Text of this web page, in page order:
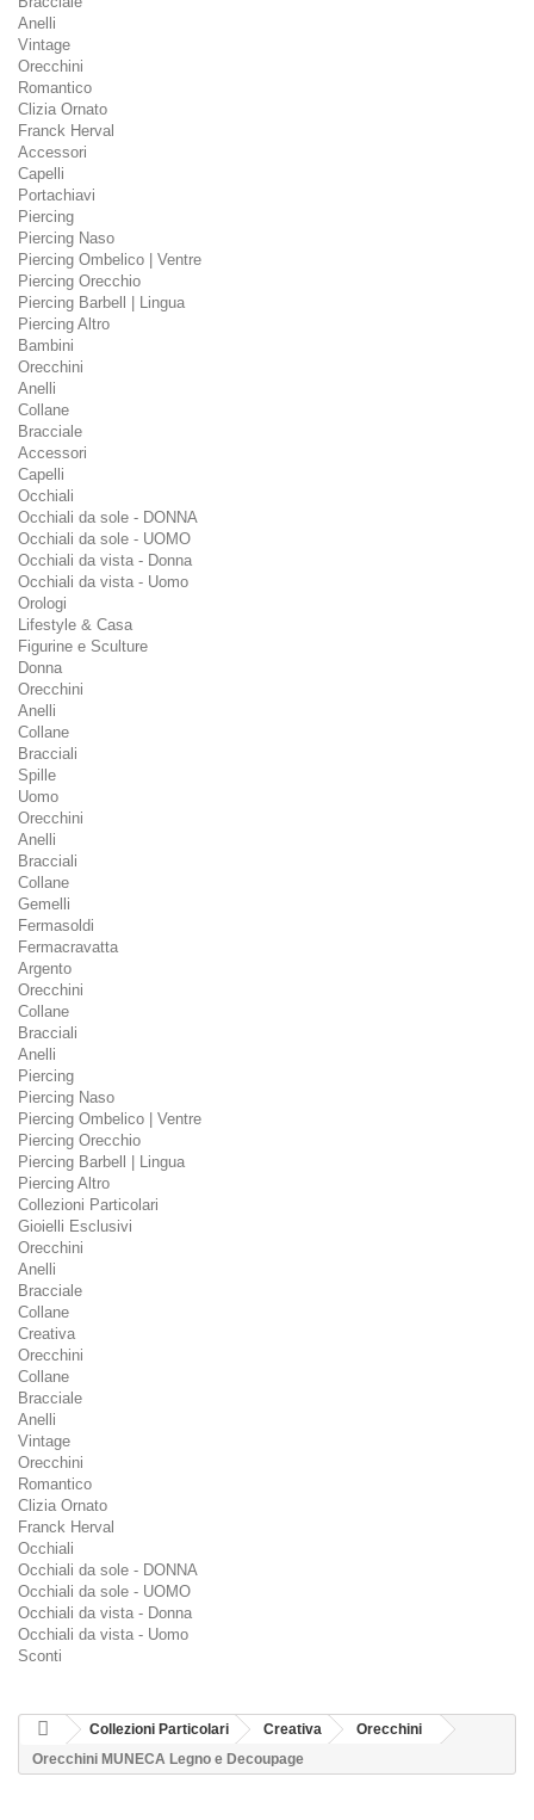
Anelli
Vintage
Orecchini
Romantico
Clizia Ornato
Franck Herval
Accessori
Capelli
Portachiavi
Piercing
Piercing Naso
Piercing Ombelico | Ventre
Piercing Orecchio
Piercing Barbell | Lingua
Piercing Altro
Bambini
Orecchini
Anelli
Collane
Bracciale
Accessori
Capelli
Occhiali
Occhiali da sole - DONNA
Occhiali da sole - UOMO
Occhiali da vista - Donna
Occhiali da vista - Uomo
Orologi
Lifestyle & Casa
Figurine e Sculture
Donna
Orecchini
Anelli
Collane
Bracciali
Spille
Uomo
Orecchini
Anelli
Bracciali
Collane
Gemelli
Fermasoldi
Fermacravatta
Argento
Orecchini
Collane
Bracciali
Anelli
Piercing
Piercing Naso
Piercing Ombelico | Ventre
Piercing Orecchio
Piercing Barbell | Lingua
Piercing Altro
Collezioni Particolari
Gioielli Esclusivi
Orecchini
Anelli
Bracciale
Collane
Creativa
Orecchini
Collane
Bracciale
Anelli
Vintage
Orecchini
Romantico
Clizia Ornato
Franck Herval
Occhiali
Occhiali da sole - DONNA
Occhiali da sole - UOMO
Occhiali da vista - Donna
Occhiali da vista - Uomo
Sconti
Collezioni Particolari Creativa
Orecchini
Orecchini MUNECA Legno e Decoupage